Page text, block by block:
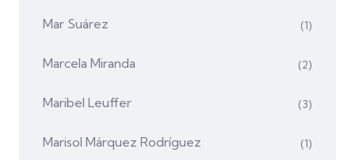
Mar Suárez (1)
Marcela Miranda (2)
Maribel Leuffer (3)
Marisol Márquez Rodríguez (1)